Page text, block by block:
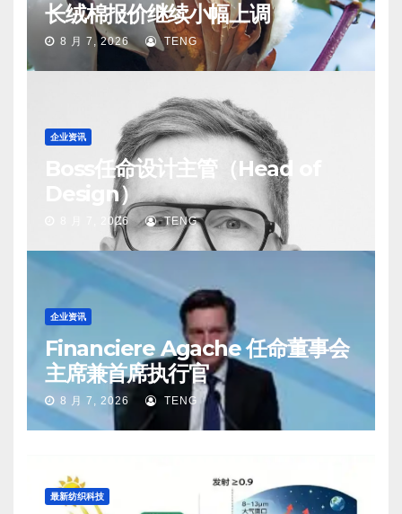
长绒棉报价继续小幅上调
8 月 7, 2026 TENG
企业资讯
Boss任命设计主管（Head of
Design）
8 月 7, 2026 TENG
企业资讯
Financiere Agache 任命董事会
主席兼首席执行官
8 月 7, 2026 TENG
最新纺织科技